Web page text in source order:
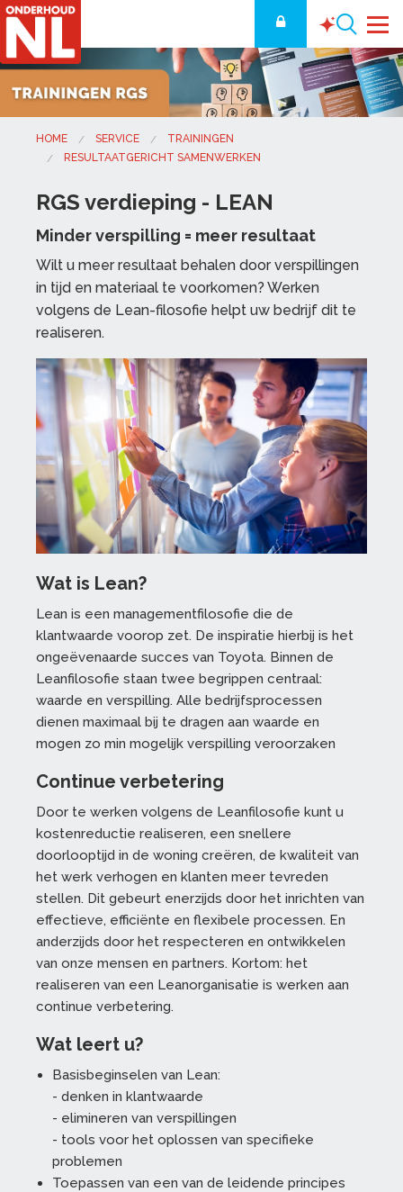
HOME SERVICE
TRAININGEN
RESULTAATGERICHT SAMENWERKEN
RGS verdieping - LEAN
Minder verspilling = meer resultaat
Wilt u meer resultaat behalen door verspillingen
in tijd en materiaal te voorkomen? Werken
volgens de Lean-filosofie helpt uw bedrijf dit te
realiseren.
Wat is Lean?
Lean is een managementfilosofie die de
klantwaarde voorop zet. De inspiratie hierbij is het
ongeëvenaarde succes van Toyota. Binnen de
Leanfilosofie staan twee begrippen centraal:
waarde en verspilling. Alle bedrijfsprocessen
dienen maximaal bij te dragen aan waarde en
mogen zo min mogelijk verspilling veroorzaken
Continue verbetering
Door te werken volgens de Leanfilosofie kunt u
kostenreductie realiseren, een snellere
doorlooptijd in de woning creëren, de kwaliteit van
het werk verhogen en klanten meer tevreden
stellen. Dit gebeurt enerzijds door het inrichten van
effectieve, efficiënte en flexibele processen. En
anderzijds door het respecteren en ontwikkelen
van onze mensen en partners. Kortom: het
realiseren van een Leanorganisatie is werken aan
continue verbetering.
Wat leert u?
Basisbeginselen van Lean:
- denken in klantwaarde
- elimineren van verspillingen
- tools voor het oplossen van specifieke
problemen
Toepassen van een van de leidende principes